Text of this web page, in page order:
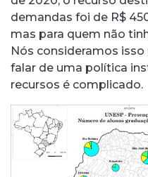
demandas foi de R$
mas para quem não
Nós consideramos
falar de uma política
recursos é complicado.